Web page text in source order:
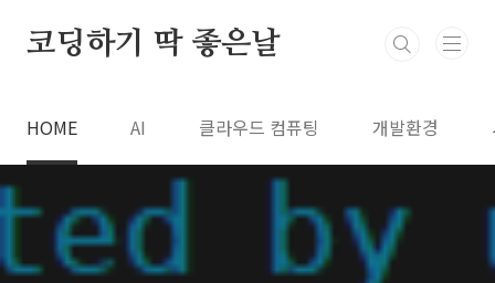
코딩하기 딱 좋은날
HOME AI 클라우드 컴퓨팅 개발환경